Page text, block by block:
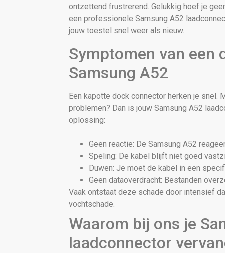
ontzettend frustrerend. Gelukkig hoef je
een professionele Samsung A52
jouw toestel snel weer als nieuw.
Symptomen van een
Samsung A52
Een kapotte dock connector herken je snel.
problemen? Dan is jouw Samsung A52
oplossing:
Geen reactie: De Samsung A52
Speling: De kabel blijft niet goed
Duwen: Je moet de kabel in een
Geen dataoverdracht: Bestanden
Vaak ontstaat deze schade door intensief
vochtschade.
Waarom bij ons je
laadconnector